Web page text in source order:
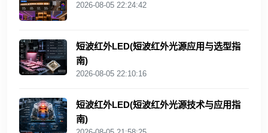
2026-08-05 22:24:42
短波红外LED(短波红外光源应用与选型指
南)
2026-08-05 22:10:16
短波红外LED(短波红外光源技术与应用指
南)